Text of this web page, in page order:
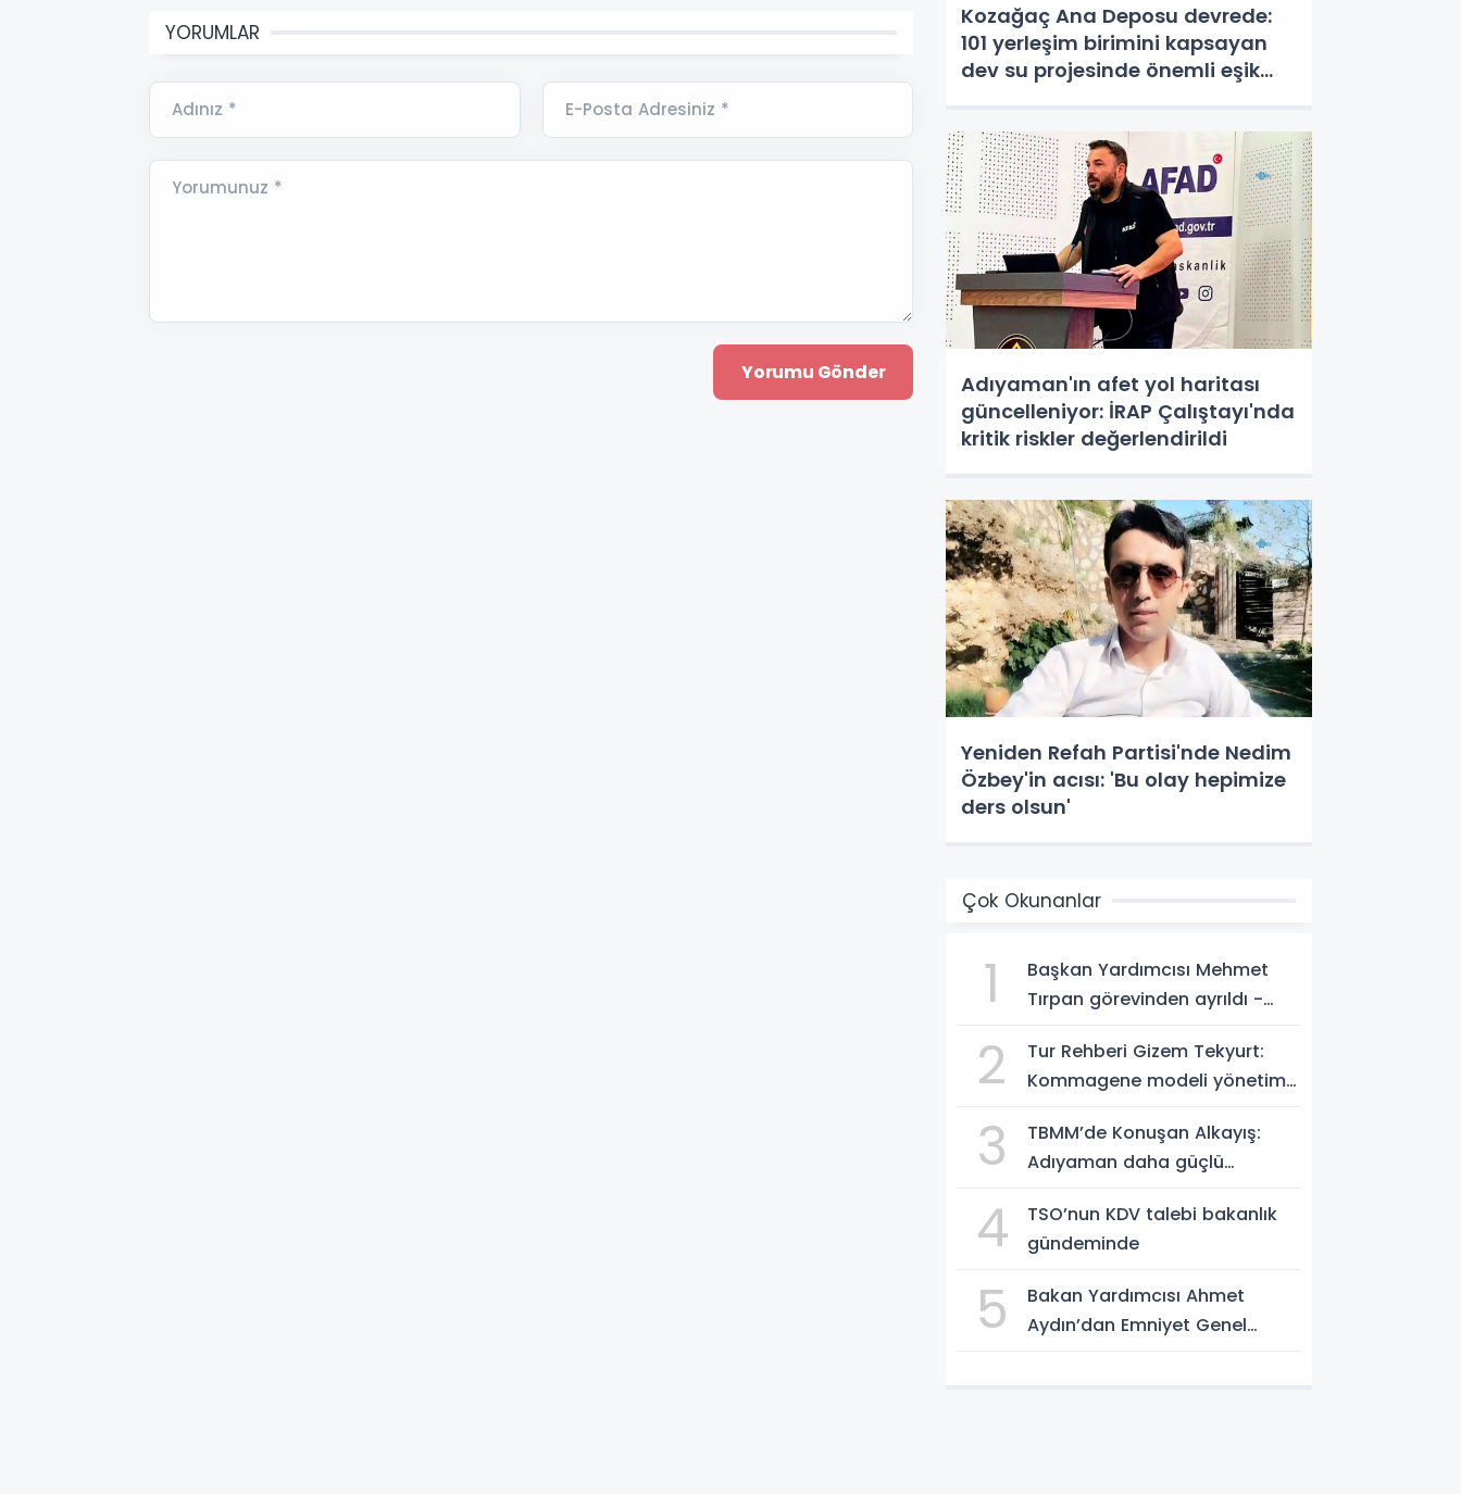
YORUMLAR
Adınız * E-Posta Adresiniz *
Yorumunuz *
Kozağaç Ana Deposu devrede:
101 yerleşim birimini kapsayan
dev su projesinde önemli eşik
Adıyaman'ın afet yol haritası
güncelleniyor: İRAP Çalıştayı'nda
kritik riskler değerlendirildi
Yeniden Refah Partisi'nde Nedim
Özbey'in acısı: 'Bu olay hepimize
ders olsun'
Çok Okunanlar
1
Başkan Yardımcısı Mehmet
Tırpan görevinden ayrıldı -
2
Tur Rehberi Gizem Tekyurt:
Kommagene modeli yönetim
3
TBMM’de Konuşan Alkayış:
Adıyaman daha güçlü
4
TSO’nun KDV talebi bakanlık
gündeminde
5
Bakan Yardımcısı Ahmet
Aydın’dan Emniyet Genel